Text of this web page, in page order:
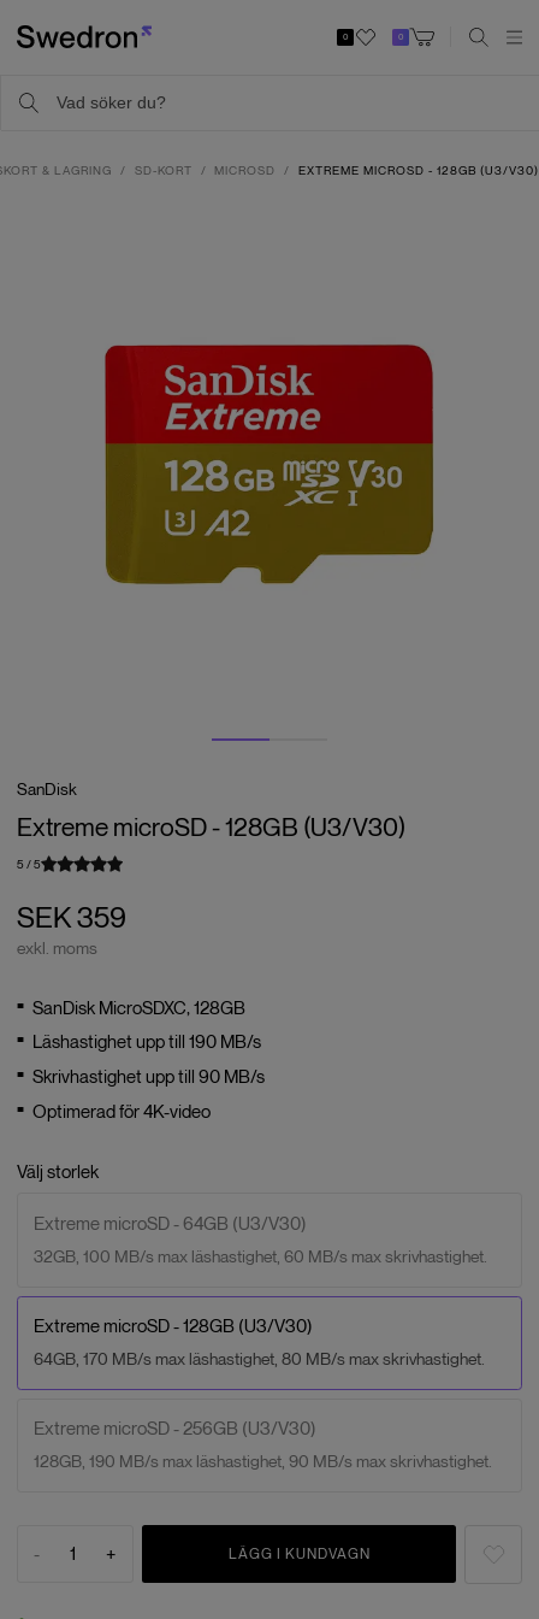
0 0
& LAGRING SD-KORT MICROSD EXTREME MICROSD - 128GB (U3/V30)
SanDisk
Extreme microSD - 128GB (U3/V30)
5 /5
SEK 359
exkl. moms
SanDisk MicroSDXC, 128GB
Läshastighet upp till 190 MB/s
Skrivhastighet upp till 90 MB/s
Optimerad för 4K-video
Välj storlek
Extreme microSD - 64GB (U3/V30)
32GB, 100 MB/s max läshastighet, 60 MB/s max skrivhastighet.
Extreme microSD - 128GB (U3/V30)
64GB, 170 MB/s max läshastighet, 80 MB/s max skrivhastighet.
Extreme microSD - 256GB (U3/V30)
128GB, 190 MB/s max läshastighet, 90 MB/s max skrivhastighet.
- 1 + LÄGG I KUNDVAGN